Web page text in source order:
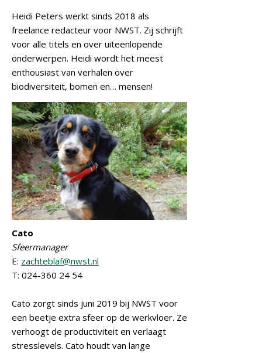
Heidi Peters werkt sinds 2018 als
freelance redacteur voor NWST. Zij schrijft
voor alle titels en over uiteenlopende
onderwerpen. Heidi wordt het meest
enthousiast van verhalen over
biodiversiteit, bomen en… mensen!
Cato
Sfeermanager
E: zachteblaf@nwst.nl
T: 024-360 24 54
Cato zorgt sinds juni 2019 bij NWST voor
een beetje extra sfeer op de werkvloer. Ze
verhoogt de productiviteit en verlaagt
stresslevels. Cato houdt van lange